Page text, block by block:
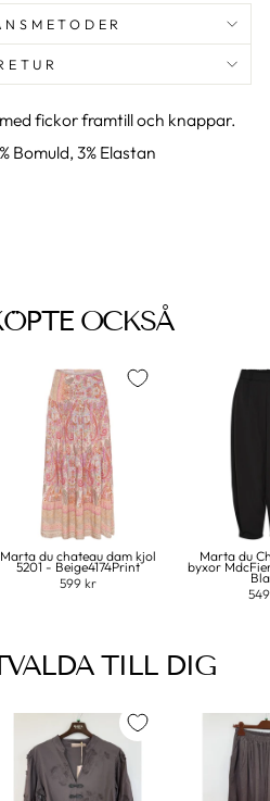
fickor framtill och knappar.
Bomuld, 3% Elastan
OCKSÅ
Marta du chateau dam kjol
5201 - Beige4174Print
599 kr
Marta du
byxor
TILL DIG